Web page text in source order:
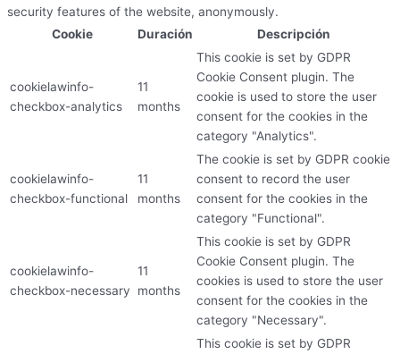
security features of the website, anonymously.
Cookie
Duración Descripción
cookielawinfo-
checkbox-analytics
11
months
This cookie is set by GDPR
Cookie Consent plugin. The
cookie is used to store the user
consent for the cookies in the
category "Analytics".
cookielawinfo-
checkbox-functional
11
months
The cookie is set by GDPR cookie
consent to record the user
consent for the cookies in the
category "Functional".
cookielawinfo-
checkbox-necessary
11
months
This cookie is set by GDPR
Cookie Consent plugin. The
cookies is used to store the user
consent for the cookies in the
category "Necessary".
This cookie is set by GDPR